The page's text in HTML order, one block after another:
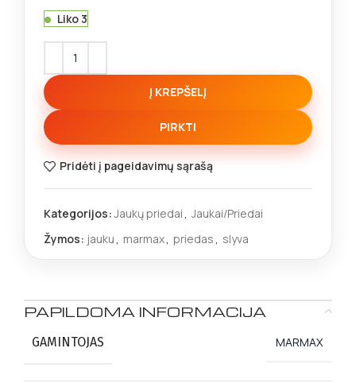
Liko 3
Į KREPŠELĮ
PIRKTI
Pridėti į pageidavimų sąrašą
Kategorijos: Jaukų priedai
Jaukai/Priedai
Žymos: jauku marmax priedas slyva
PAPILDOMA INFORMACIJA
GAMINTOJAS MARMAX